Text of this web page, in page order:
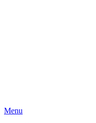
Menu